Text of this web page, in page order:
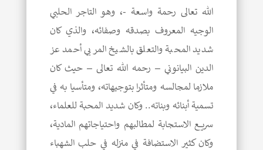
الله تعالى رحمة واسعة -، وهو التاجر الحلبي
الوجيه المعروف بصدقه وصفائه، والذي كان
شديد المحبة والتعلق بالشيخ المربي أحمد عز
الدين البيانوني – رحمه الله تعالى – حيث كان
ملازما لمجالسه ومتأثرا بتوجيهاته، ومتأسيا به في
تسمية أبنائه وبناته.. وكان شديد المحبة للعلماء،
سريع الاستجابة لمطالبهم واحتياجاتهم المادية،
وكان كثير الاستضافة في منزله في حلب الشهباء